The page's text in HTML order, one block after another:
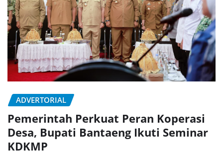
ADVERTORIAL
Pemerintah Perkuat Peran Koperasi
Desa, Bupati Bantaeng Ikuti Seminar
KDKMP